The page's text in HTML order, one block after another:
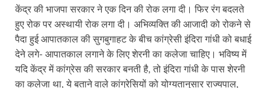
केंद्र की भाजपा सरकार ने एक दिन की रोक लगा दी। फिर रंग बदलते
हुए रोक पर अस्थायी रोक लगा दी। अभिव्यक्ति की आजादी को रोकने से
पैदा हुई आपातकाल की सुगबुगाहट के बीच कांग्रेसी इंदिरा गांधी को बधाई
देने लगे- आपातकाल लगाने के लिए शेरनी का कलेजा चाहिए। भविष्य में
यदि केंद्र में कांग्रेस की सरकार बनती है, तो इंदिरा गांधी के पास शेरनी
का कलेजा था, ये बताने वाले कांग्रेसियों को योग्यतानुसार राज्यपाल,